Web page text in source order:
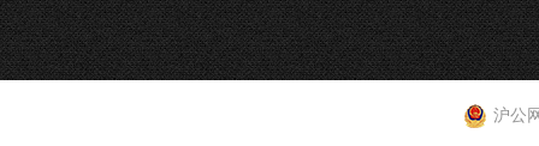
沪公